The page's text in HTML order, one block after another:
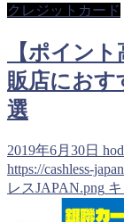
クレジットカード
【ポイン
販店におす
選
2019年6月30日
https://cashless-
レスJAPAN.png